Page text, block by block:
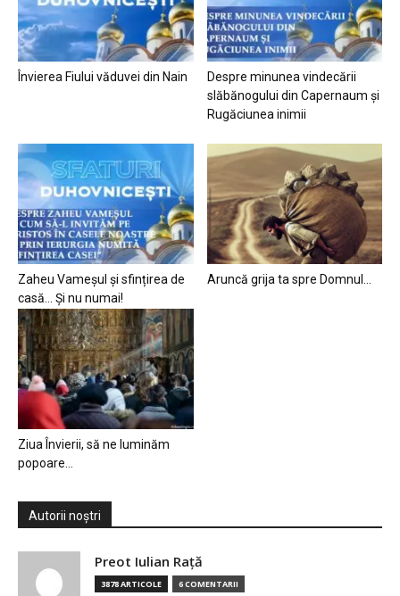
Învierea Fiului văduvei din Nain
Despre minunea vindecării
slăbănogului din Capernaum și
Rugăciunea inimii
Zaheu Vameșul și sfințirea de
casă… Și nu numai!
Aruncă grija ta spre Domnul…
Ziua Învierii, să ne luminăm
popoare…
Autorii noștri
Preot Iulian Raţă
3878 ARTICOLE 6 COMENTARII